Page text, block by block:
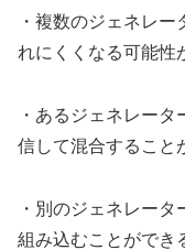
・複数のジェネレ
れにくくなる可能性
・あるジェネレー
信して混合すること
・別のジェネレー
組み込むことができ